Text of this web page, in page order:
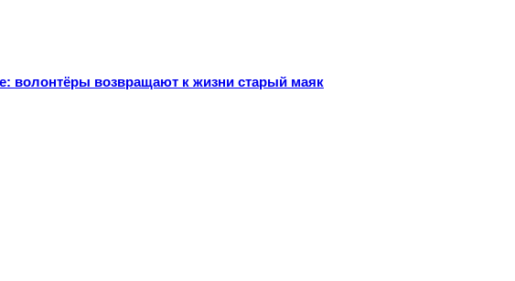
волонтёры возвращают к жизни старый маяк